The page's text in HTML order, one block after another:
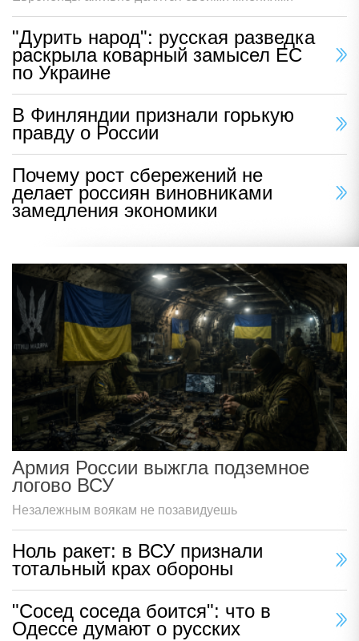
"Дурить народ": русская разведка
раскрыла коварный замысел ЕС
по Украине
В Финляндии признали горькую
правду о России
Почему рост сбережений не
делает россиян виновниками
замедления экономики
Армия России выжгла подземное
логово ВСУ
Незалежным воякам не позавидуешь
Ноль ракет: в ВСУ признали
тотальный крах обороны
"Сосед соседа боится": что в
Одессе думают о русских